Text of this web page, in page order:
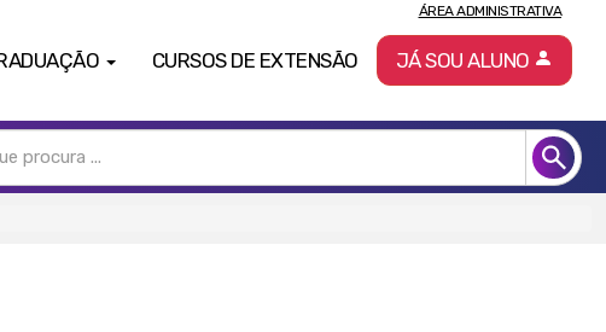
CURSOS DE EXTENSÃO
ÁREA ADMINISTRATIVA
JÁ SOU ALUNO